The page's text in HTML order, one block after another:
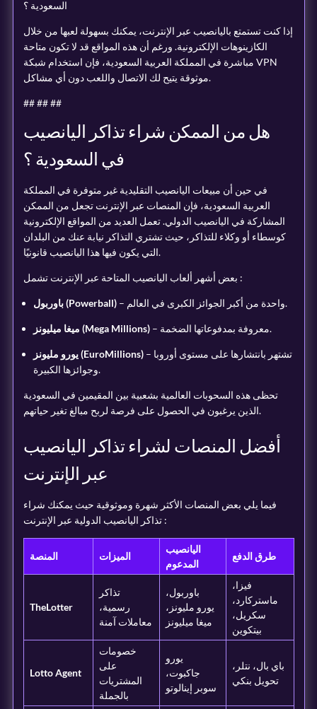
السعودية ؟
إذا كنت تستمتع باليانصيب عبر الإنترنت، يمكنك بسهولة لعبها من خلال
الكازينوهات الإلكترونية. ورغم أن هذه المواقع قد لا تكون متاحة
مباشرة في المملكة العربية السعودية، فإن استخدام شبكة VPN
موثوقة يتيح لك الاتصال واللعب دون أي مشاكل.
## ## ##
هل من الممكن شراء تذاكر اليانصيب
في السعودية ؟
في حين أن مبيعات اليانصيب التقليدية غير متوفرة في المملكة
العربية السعودية، فإن المنصات عبر الإنترنت تجعل من الممكن
المشاركة في اليانصيب الدولي. تعمل العديد من المواقع الإلكترونية
كوسطاء أو وكلاء للتذاكر، حيث تشتري التذاكر نيابة عنك من البلدان
التي يكون فيها هذا اليانصيب قانونيًا.
بعض أشهر ألعاب اليانصيب المتاحة عبر الإنترنت تشمل :
باوربول (Powerball) – واحدة من أكبر الجوائز الكبرى في العالم.
ميغا ميليونز (Mega Millions) – معروفة بمدفوعاتها الضخمة.
يورو مليونز (EuroMillions)– تشتهر بانتشارها على مستوى أوروبا
وجوائزها الكبيرة.
تحظى هذه السحوبات العالمية بشعبية بين المقيمين في السعودية
الذين يرغبون في الحصول على فرصة لربح مبالغ تغير حياتهم.
أفضل المنصات لشراء تذاكر اليانصيب
عبر الإنترنت
فيما يلي بعض المنصات الأكثر شهرة وموثوقية حيث يمكنك شراء
تذاكر اليانصيب الدولية عبر الإنترنت :
المنصة الميزات
اليانصيب
المدعوم
طرق الدفع
TheLotter
تذاكر
رسمية،
معاملات آمنة
باوربول،
يورو مليونز،
ميغا ميليونز
فيزا،
ماستركارد،
سكريل،
بيتكوين
Lotto Agent
خصومات
على
المشتريات
بالجملة
يورو
جاكبوت،
سوبر إينالوتو
باي بال، نتلر،
تحويل بنكي